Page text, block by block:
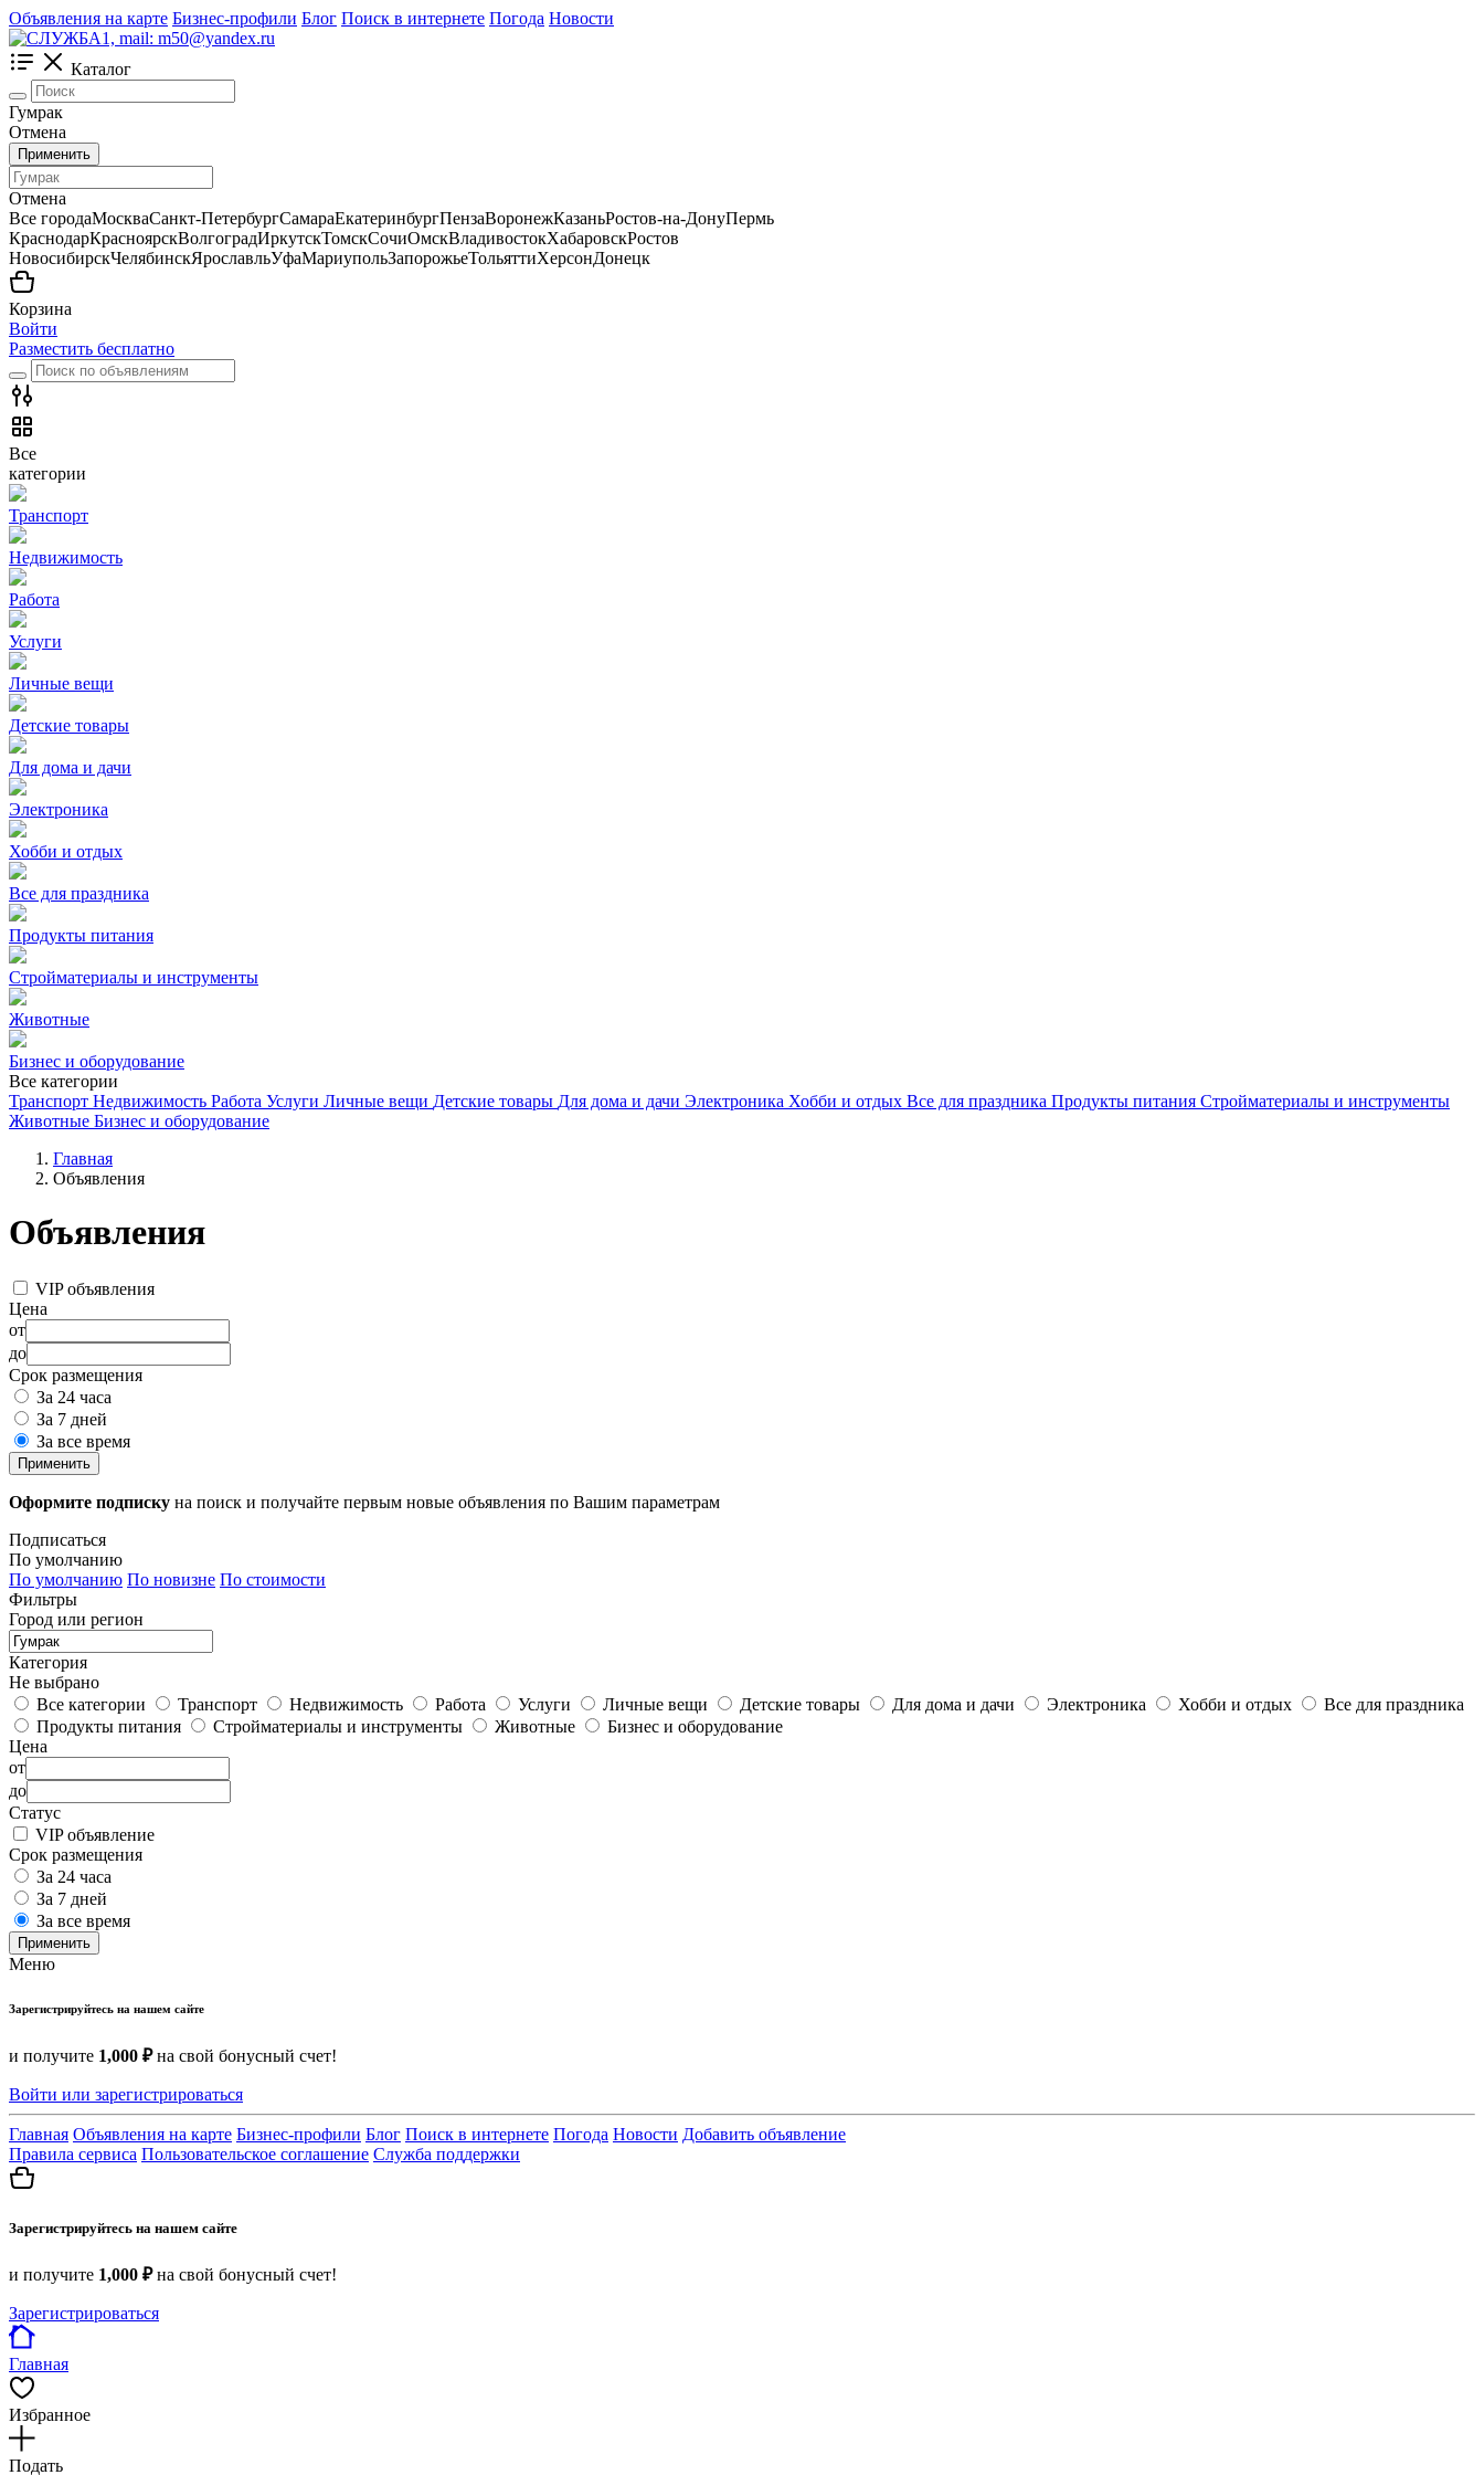
Объявления на карте Бизнес-профили Блог Поиск в интернете Погода Новости
Каталог
Гумрак
Отмена
Применить
Отмена
Все городаМоскваСанкт-ПетербургСамараЕкатеринбургПензаВоронежКазаньРостов-на-ДонуПермь
КраснодарКрасноярскВолгоградИркутскТомскСочиОмскВладивостокХабаровскРостов
НовосибирскЧелябинскЯрославльУфаМариупольЗапорожьеТольяттиХерсонДонецк
Корзина
Войти
Разместить бесплатно
Все
категории
Транспорт
Недвижимость
Работа
Услуги
Личные вещи
Детские товары
Для дома и дачи
Электроника
Хобби и отдых
Все для праздника
Продукты питания
Стройматериалы и инструменты
Животные
Бизнес и оборудование
Все категории
Транспорт Недвижимость Работа Услуги Личные вещи Детские товары Для дома и дачи Электроника Хобби и отдых Все для праздника Продукты питания Стройматериалы и инструменты
Животные Бизнес и оборудование
Главная
Объявления
Объявления
VIP объявления
Цена
от
до
Срок размещения
За 24 часа
За 7 дней
За все время
Применить
Оформите подписку на поиск и получайте первым новые объявления по Вашим параметрам
Подписаться
По умолчанию
По умолчанию По новизне По стоимости
Фильтры
Город или регион
Категория
Не выбрано
Все категории
Транспорт Недвижимость Работа Услуги Личные вещи Детские товары Для дома и дачи Электроника Хобби и отдых
Все для праздника
Продукты питания
Стройматериалы и инструменты Животные
Бизнес и оборудование
Цена
от
до
Статус
VIP объявление
Срок размещения
За 24 часа
За 7 дней
За все время
Применить
Меню
Зарегистрируйтесь на нашем сайте
и получите 1,000 ₽на свой бонусный счет!
Войти или зарегистрироваться
Главная Объявления на карте Бизнес-профили Блог Поиск в интернете Погода Новости Добавить объявление
Правила сервиса Пользовательское соглашение Служба поддержки
Зарегистрируйтесь на нашем сайте
и получите 1,000 ₽на свой бонусный счет!
Зарегистрироваться
Главная
Избранное
Подать